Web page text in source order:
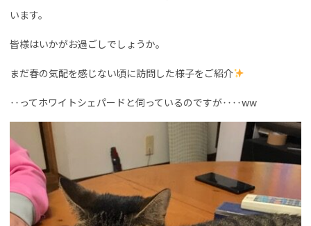
います。
皆様はいかがお過ごしでしょうか。
まだ春の気配を感じない頃に訪問した様子をご紹介
‥ってホワイトシェパードと伺っているのですが‥‥ww